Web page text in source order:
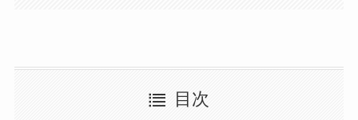
目次